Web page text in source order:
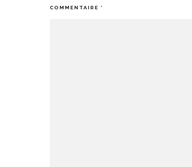
COMMENTAIRE *